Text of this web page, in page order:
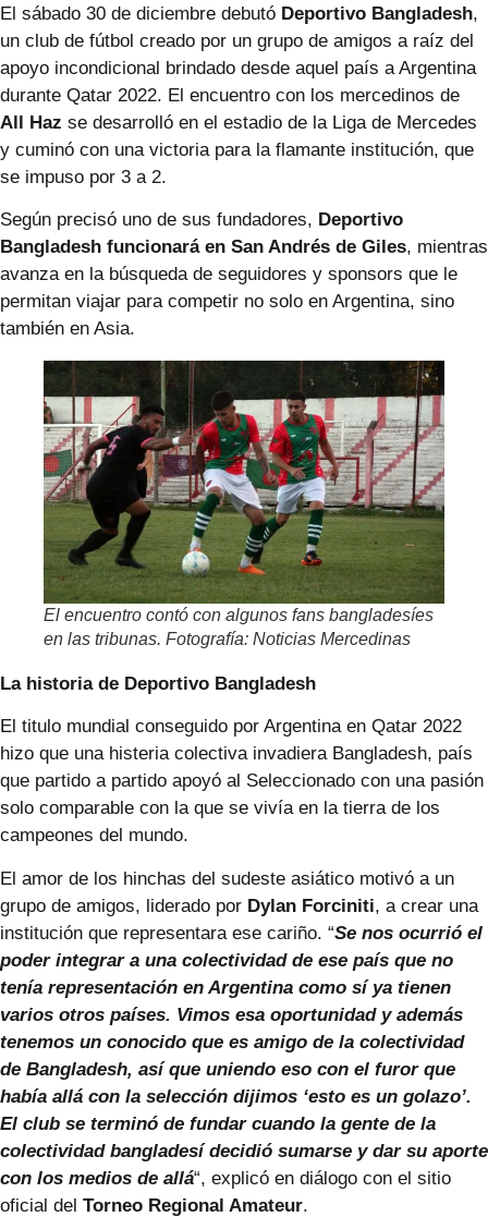
El sábado 30 de diciembre debutó Deportivo Bangladesh,
un club de fútbol creado por un grupo de amigos a raíz del
apoyo incondicional brindado desde aquel país a Argentina
durante Qatar 2022. El encuentro con los mercedinos de
All Haz se desarrolló en el estadio de la Liga de Mercedes
y cuminó con una victoria para la flamante institución, que
se impuso por 3 a 2.
Según precisó uno de sus fundadores, Deportivo
Bangladesh funcionará en San Andrés de Giles, mientras
avanza en la búsqueda de seguidores y sponsors que le
permitan viajar para competir no solo en Argentina, sino
también en Asia.
El encuentro contó con algunos fans bangladesíes
en las tribunas. Fotografía: Noticias Mercedinas
La historia de Deportivo Bangladesh
El titulo mundial conseguido por Argentina en Qatar 2022
hizo que una histeria colectiva invadiera Bangladesh, país
que partido a partido apoyó al Seleccionado con una pasión
solo comparable con la que se vivía en la tierra de los
campeones del mundo.
El amor de los hinchas del sudeste asiático motivó a un
grupo de amigos, liderado por Dylan Forciniti, a crear una
institución que representara ese cariño. “Se nos ocurrió el
poder integrar a una colectividad de ese país que no
tenía representación en Argentina como sí ya tienen
varios otros países. Vimos esa oportunidad y además
tenemos un conocido que es amigo de la colectividad
de Bangladesh, así que uniendo eso con el furor que
había allá con la selección dijimos ‘esto es un golazo’.
El club se terminó de fundar cuando la gente de la
colectividad bangladesí decidió sumarse y dar su aporte
con los medios de allá“, explicó en diálogo con el sitio
oficial del Torneo Regional Amateur.